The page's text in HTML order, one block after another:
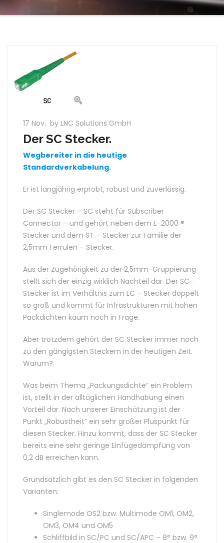
17 Nov. by LNC Solutions GmbH
Der SC Stecker.
Wegbereiter in die heutige
Standardverkabelung.
Er ist langjährig erprobt, robust und zuverlässig.
Der SC Stecker – SC steht für Subscriber
Connector – und gehört neben dem E-2000 ®
Stecker und dem ST – Stecker zur Familie der
2,5mm Ferrulen – Stecker.
Aus der Zugehörigkeit zu der 2,5mm-Gruppierung
stellt sich der einzig wirklich Nachteil dar. Der SC-
Stecker ist im Verhältnis zum LC – Stecker doppelt
so groß und kommt für Infrastrukturen mit hohen
Packdichten kaum noch in Frage.
Aber trotzdem gehört der SC Stecker immer noch
zu den gängigsten Steckern in der heutigen Zeit.
Warum?
Was beim Thema „Packungsdichte“ ein Problem
ist, stellt in der alltäglichen Handhabung einen
Vorteil dar. Nach unserer Einschätzung ist der
Punkt „Robustheit“ ein sehr großer Pluspunkt für
diesen Stecker. Hinzu kommt, dass der SC Stecker
bereits eine sehr geringe Einfügedämpfung von
0,2 dB erreichen kann.
Grundsätzlich gibt es den SC Stecker in folgenden
Varianten:
Singlemode OS2 bzw. Multimode OM1, OM2,
OM3, OM4 und OM5
Schliffbild in SC/PC und SC/APC – 8° bzw. 9°